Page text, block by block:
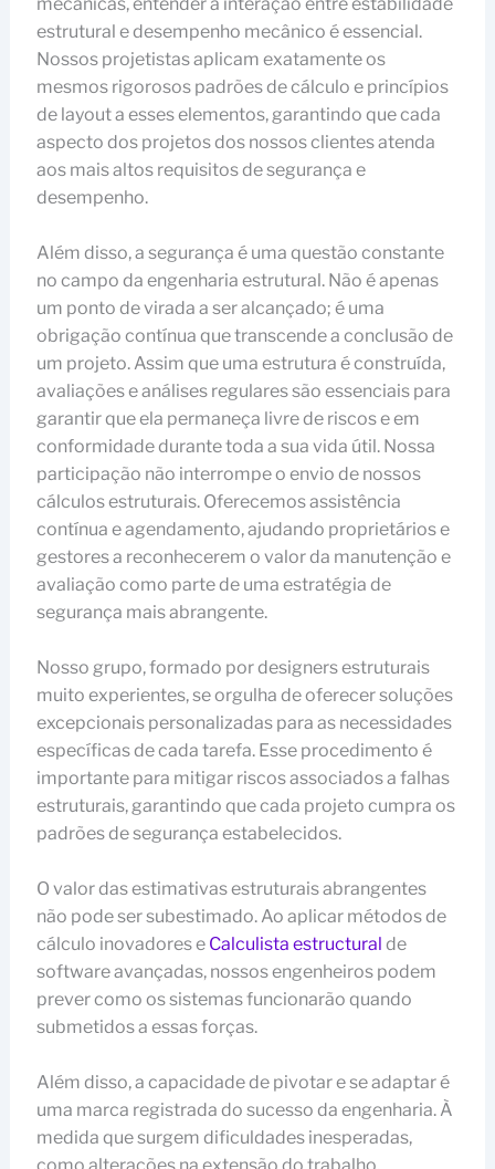
estrutural e desempenho mecânico é essencial.
Nossos projetistas aplicam exatamente os
mesmos rigorosos padrões de cálculo e princípios
de layout a esses elementos, garantindo que cada
aspecto dos projetos dos nossos clientes atenda
aos mais altos requisitos de segurança e
desempenho.
Além disso, a segurança é uma questão constante
no campo da engenharia estrutural. Não é apenas
um ponto de virada a ser alcançado; é uma
obrigação contínua que transcende a conclusão de
um projeto. Assim que uma estrutura é construída,
avaliações e análises regulares são essenciais para
garantir que ela permaneça livre de riscos e em
conformidade durante toda a sua vida útil. Nossa
participação não interrompe o envio de nossos
cálculos estruturais. Oferecemos assistência
contínua e agendamento, ajudando proprietários e
gestores a reconhecerem o valor da manutenção e
avaliação como parte de uma estratégia de
segurança mais abrangente.
Nosso grupo, formado por designers estruturais
muito experientes, se orgulha de oferecer soluções
excepcionais personalizadas para as necessidades
específicas de cada tarefa. Esse procedimento é
importante para mitigar riscos associados a falhas
estruturais, garantindo que cada projeto cumpra os
padrões de segurança estabelecidos.
O valor das estimativas estruturais abrangentes
não pode ser subestimado. Ao aplicar métodos de
cálculo inovadores e Calculista estructural de
software avançadas, nossos engenheiros podem
prever como os sistemas funcionarão quando
submetidos a essas forças.
Além disso, a capacidade de pivotar e se adaptar é
uma marca registrada do sucesso da engenharia. À
medida que surgem dificuldades inesperadas,